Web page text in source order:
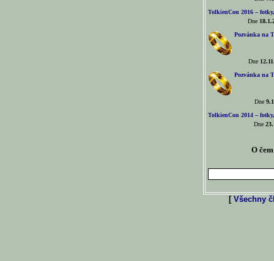
TolkienCon 2016 –
Dne
Pozvánka na
Dne
Pozvánka na
Dne
TolkienCon 2014 –
Dne
O
[ Všechny